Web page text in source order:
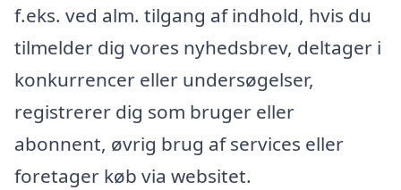
f.eks. ved alm. tilgang af indhold, hvis du
tilmelder dig vores nyhedsbrev, deltager i
konkurrencer eller undersøgelser,
registrerer dig som bruger eller
abonnent, øvrig brug af services eller
foretager køb via websitet.